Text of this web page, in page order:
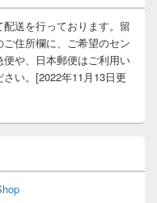
送を行っております。留
住所欄に、ご希望のセン
や、日本郵便はご利用い
い。[2022年11月13日更